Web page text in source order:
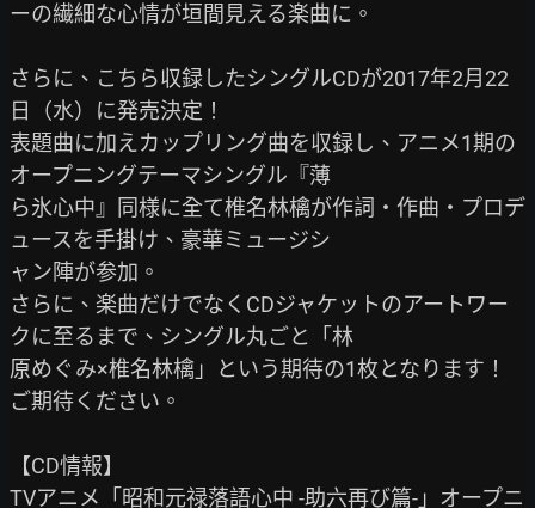
ーの繊細な心情が垣間見える楽曲に。
さらに、こちら収録したシングルCDが2017年2月22
日（水）に発売決定！
表題曲に加えカップリング曲を収録し、アニメ1期の
オープニングテーマシングル『薄
ら氷心中』同様に全て椎名林檎が作詞・作曲・プロデ
ュースを手掛け、豪華ミュージシ
ャン陣が参加。
さらに、楽曲だけでなくCDジャケットのアートワー
クに至るまで、シングル丸ごと「林
原めぐみ×椎名林檎」という期待の1枚となります！
ご期待ください。
【CD情報】
TVアニメ「昭和元禄落語心中 -助六再び篇-」オープニ